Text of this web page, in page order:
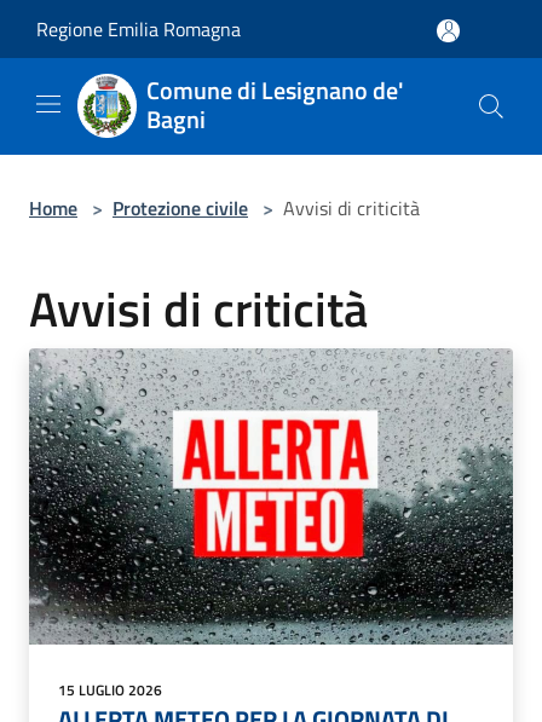
Regione Emilia Romagna
Comune di Lesignano de'
Bagni
Home > Protezione civile > Avvisi di criticità
Avvisi di criticità
15 LUGLIO 2026